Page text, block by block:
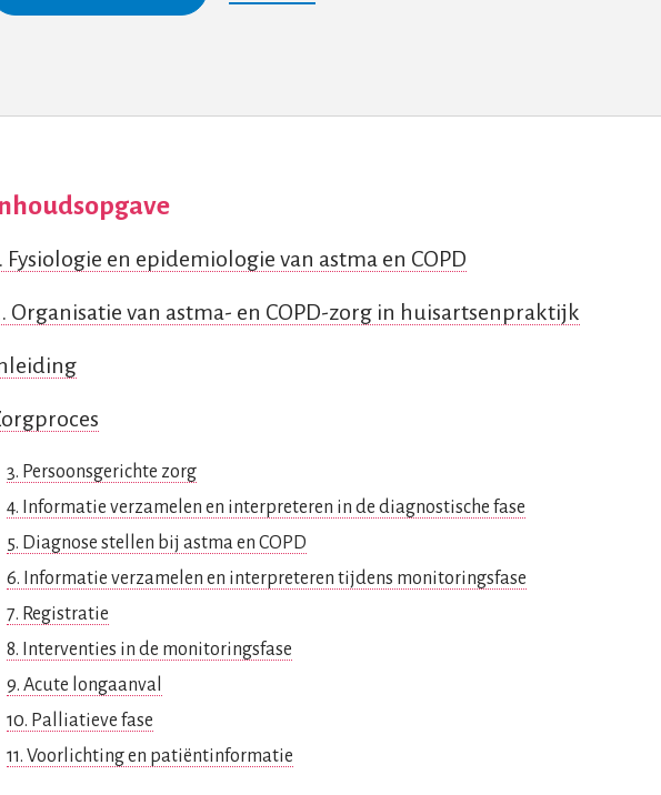
Fysiologie en epidemiologie van astma en COPD
Organisatie van astma- en COPD-zorg in huisartsenpraktijk
3. Persoonsgerichte zorg
4. Informatie verzamelen en interpreteren in de diagnostische fase
5. Diagnose stellen bij astma en COPD
6. Informatie verzamelen en interpreteren tijdens monitoringsfase
7. Registratie
8. Interventies in de monitoringsfase
9. Acute longaanval
10. Palliatieve fase
11. Voorlichting en patiëntinformatie